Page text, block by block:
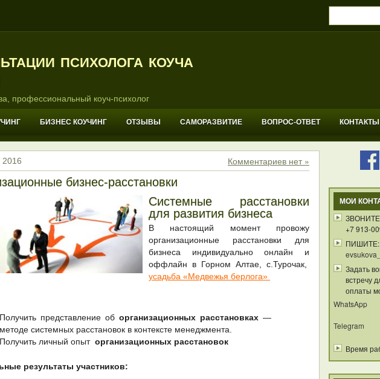
психолога коуча
профессиональный коуч-психолог
БИЗНЕС КОУЧИНГ ОТЗЫВЫ САМОРАЗВИТИЕ ВОПРОС-ОТВЕТ КОНТАКТЫ
2016 Комментариев нет »
бизнес-расстановки
Системные расстановки
для развития бизнеса
В настоящий момент провожу
организационные расстановки для
бизнеса индивидуально онлайн и
оффлайн в Горном Алтае, с.Турочак,
усадьба «Медвежья берлога»
Получить представление об организационных расстановках —
методе системных расстановок в контексте менеджмента.
Получить личный опыт организационных расстановок
результаты участников:
МОИ
+7 913-
ПИШИТЕ:
Задать
встречу
оплаты
WhatsApp
Telegram
Время